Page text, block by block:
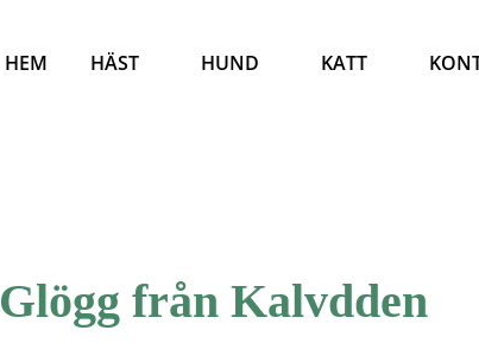
HEM HÄST HUND KATT
Glögg från Kalvdden